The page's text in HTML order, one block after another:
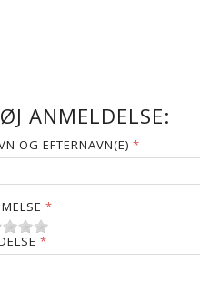
ANMELDELSE:
OG EFTERNAVN(E)